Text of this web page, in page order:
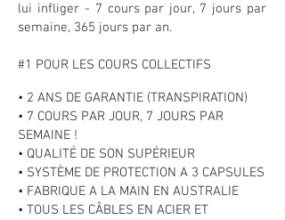
lui infliger - 7 cours par jour, 7 jours par
semaine, 365 jours par an.
#1 POUR LES COURS COLLECTIFS
• 2 ANS DE GARANTIE (TRANSPIRATION)
• 7 COURS PAR JOUR, 7 JOURS PAR
SEMAINE !
• QUALITÉ DE SON SUPÉRIEUR
• SYSTÈME DE PROTECTION A 3 CAPSULES
• FABRIQUE A LA MAIN EN AUSTRALIE
• TOUS LES CÂBLES EN ACIER ET